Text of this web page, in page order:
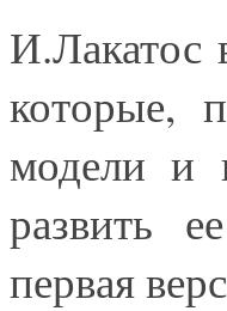
И.Лакатос
которые,
модели и
развить
первая